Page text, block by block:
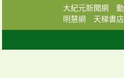
大紀元新聞網
明慧網
天梯書店